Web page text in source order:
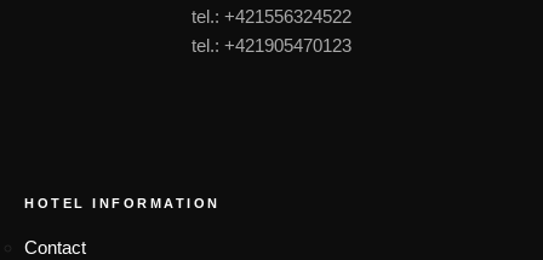
tel.: +421556324522
tel.: +421905470123
HOTEL INFORMATION
Contact